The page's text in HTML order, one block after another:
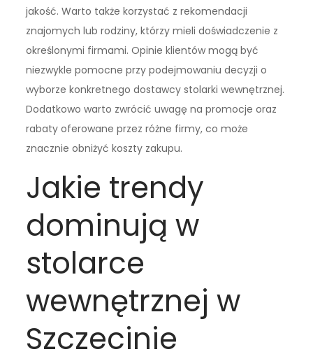
jakość. Warto także korzystać z rekomendacji
znajomych lub rodziny, którzy mieli doświadczenie z
określonymi firmami. Opinie klientów mogą być
niezwykle pomocne przy podejmowaniu decyzji o
wyborze konkretnego dostawcy stolarki wewnętrznej.
Dodatkowo warto zwrócić uwagę na promocje oraz
rabaty oferowane przez różne firmy, co może
znacznie obniżyć koszty zakupu.
Jakie trendy
dominują w
stolarce
wewnętrznej w
Szczecinie